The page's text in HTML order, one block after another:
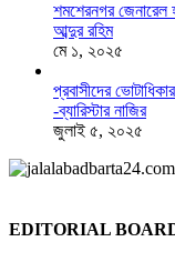
শমশেরনগর জেনারেল
আব্দুর রহিম
মে ১, ২০২৫
প্রবাসীদের
-ব্যারিস্টার নাজির
জুলাই ৫, ২০২৫
EDITORIAL